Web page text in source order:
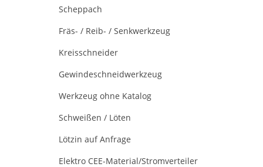
Scheppach
Fräs- / Reib- / Senkwerkzeug
Kreisschneider
Gewindeschneidwerkzeug
Werkzeug ohne Katalog
Schweißen / Löten
Lötzin auf Anfrage
Elektro CEE-Material/Stromverteiler